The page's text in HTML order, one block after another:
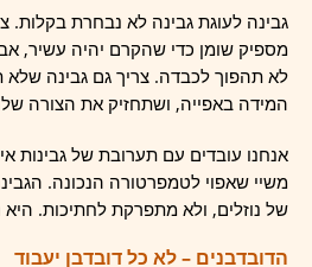
גבינה לעוגת גבינה לא נבחרת בקלות.
מספיק שומן כדי שהקרם יהיה עשיר,
לא תהפוך לכבדה. צריך גם גבינה שלא
המידה באפייה, ושתחזיק את הצורה
אנחנו עובדים עם תערובת של גבינות
משיי שאפוי לטמפרטורה הנכונה.
של נוזלים, ולא מתפרקת לחתיכות.
הדובדבנים – לא כל דובדבן יעבוד